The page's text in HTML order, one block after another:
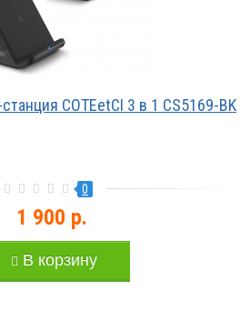
COTEetCI 3 в 1 CS5169-BK
0
1 900 р.
В корзину